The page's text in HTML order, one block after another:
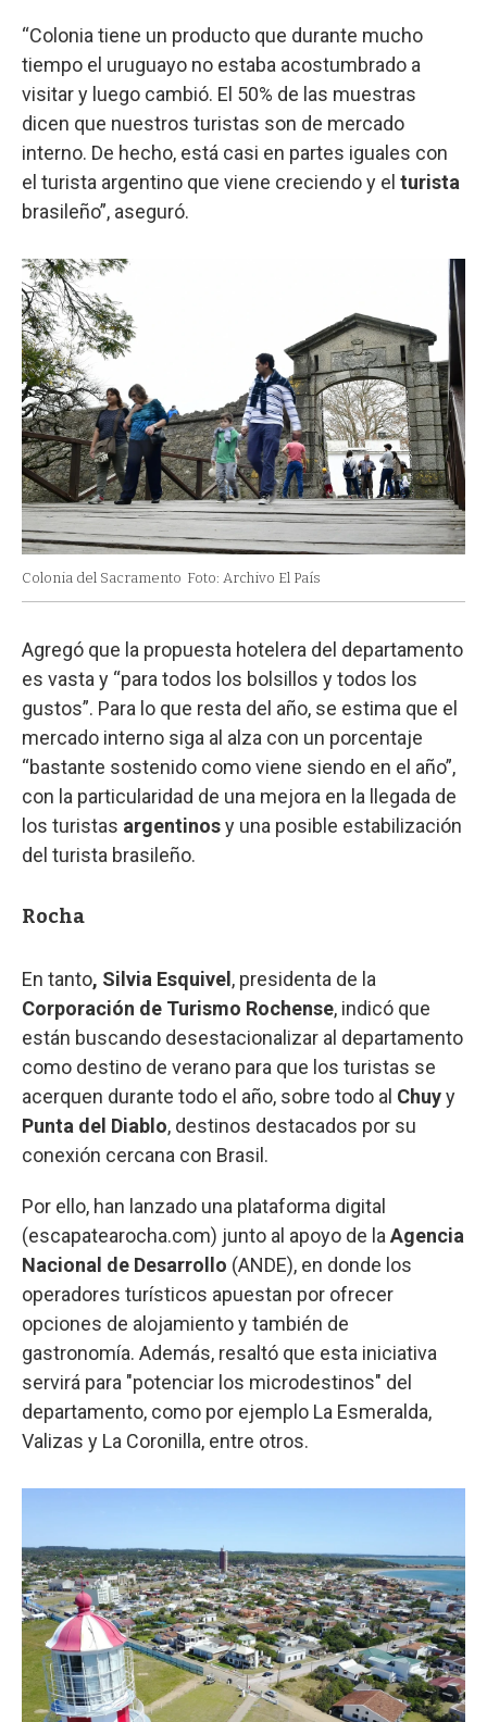
“Colonia tiene un producto que durante mucho
tiempo el uruguayo no estaba acostumbrado a
visitar y luego cambió. El 50% de las muestras
dicen que nuestros turistas son de mercado
interno. De hecho, está casi en partes iguales con
el turista argentino que viene creciendo y el turista
brasileño”, aseguró.
Colonia del Sacramento Foto: Archivo El País
Agregó que la propuesta hotelera del departamento
es vasta y “para todos los bolsillos y todos los
gustos”. Para lo que resta del año, se estima que el
mercado interno siga al alza con un porcentaje
“bastante sostenido como viene siendo en el año”,
con la particularidad de una mejora en la llegada de
los turistas argentinosy una posible estabilización
del turista brasileño.
Rocha
En tanto, Silvia Esquivel , presidenta de la
Corporación de Turismo Rochense, indicó que
están buscando desestacionalizar al departamento
como destino de verano para que los turistas se
acerquen durante todo el año, sobre todo al Chuyy
Punta del Diablo, destinos destacados por su
conexión cercana con Brasil.
Por ello, han lanzado una plataforma digital
(escapatearocha.com) junto al apoyo de la Agencia
Nacional de Desarrollo (ANDE), en donde los
operadores turísticos apuestan por ofrecer
opciones de alojamiento y también de
gastronomía. Además, resaltó que esta iniciativa
servirá para "potenciar los microdestinos" del
departamento, como por ejemplo La Esmeralda,
Valizas y La Coronilla, entre otros.